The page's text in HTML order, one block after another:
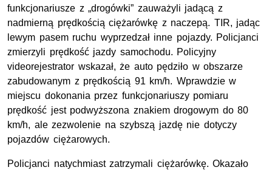
funkcjonariusze z „drogówki” zauważyli jadącą z
nadmierną prędkością ciężarówkę z naczepą. TIR, jadąc
lewym pasem ruchu wyprzedzał inne pojazdy. Policjanci
zmierzyli prędkość jazdy samochodu. Policyjny
videorejestrator wskazał, że auto pędziło w obszarze
zabudowanym z prędkością 91 km/h. Wprawdzie w
miejscu dokonania przez funkcjonariuszy pomiaru
prędkość jest podwyższona znakiem drogowym do 80
km/h, ale zezwolenie na szybszą jazdę nie dotyczy
pojazdów ciężarowych.
Policjanci natychmiast zatrzymali ciężarówkę. Okazało